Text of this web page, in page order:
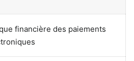
financière des paiements